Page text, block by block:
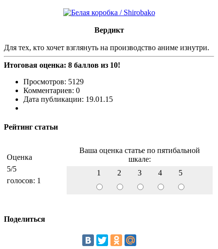
Вердикт
Для тех, кто хочет взглянуть на производство аниме изнутри.
Итоговая оценка: 8 баллов из 10!
Просмотров: 5129
Комментариев: 0
Дата публикации: 19.01.15
Рейтинг статьи
Оценка
5/5
голосов: 1
Ваша оценка статье по пятибальной
шкале:
1
2 3 4 5
Поделиться